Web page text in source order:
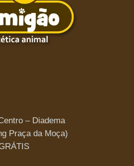
– Diadema
Praça da Moça)